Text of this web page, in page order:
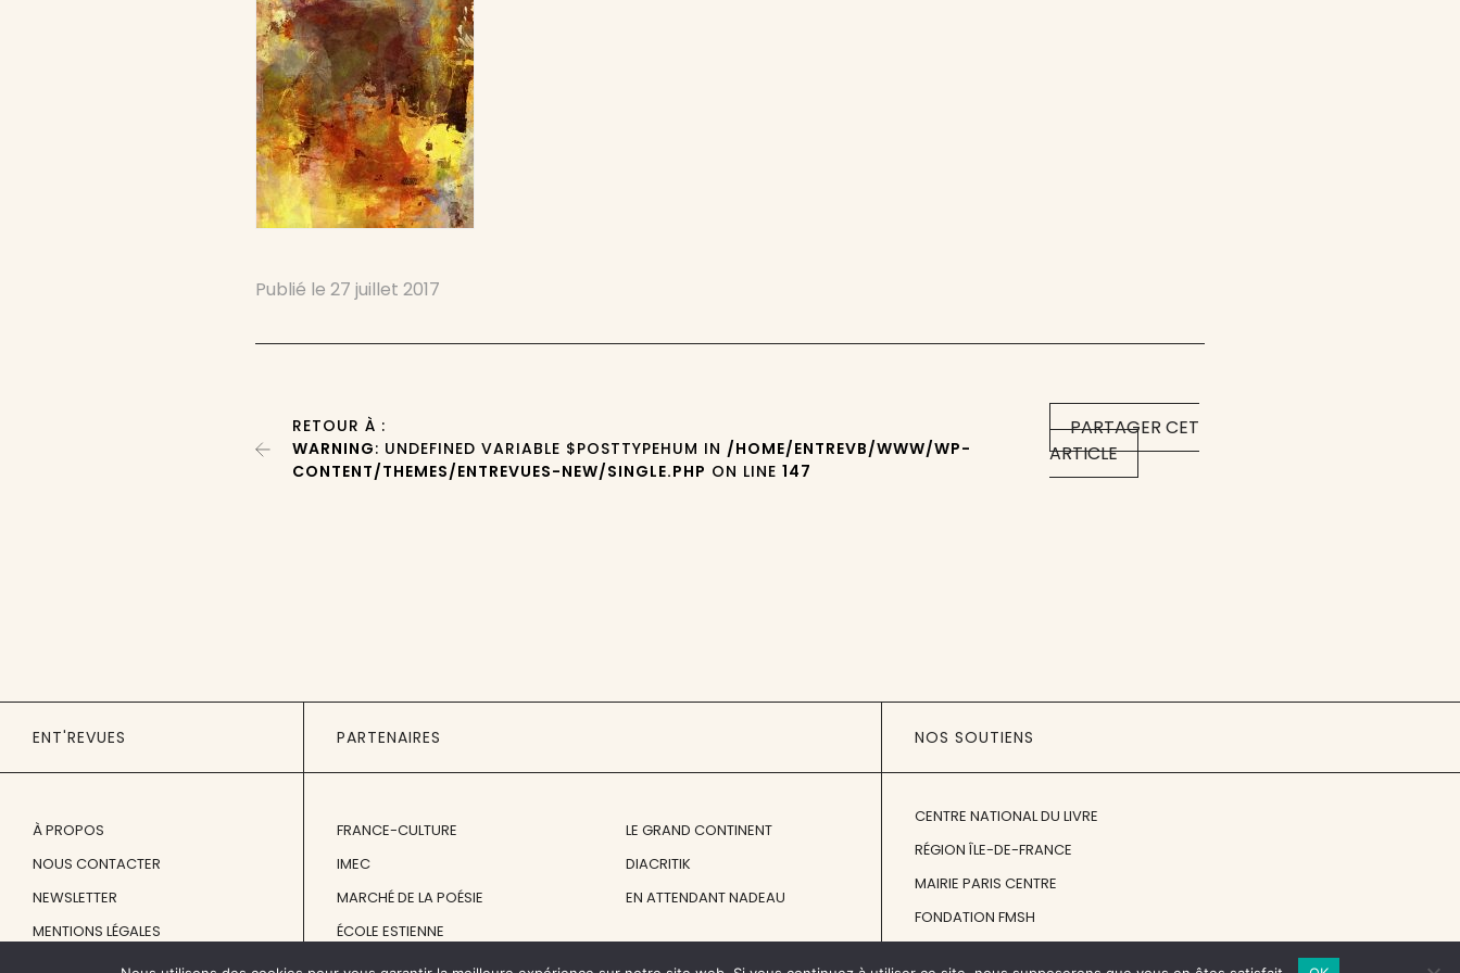
Publié le27 juillet 2017
PARTAGER CET
ARTICLE
RETOUR À :
WARNING: UNDEFINED VARIABLE $POSTTYPEHUM IN /HOME/ENTREVB/WWW/WP-
CONTENT/THEMES/ENTREVUES-NEW/SINGLE.PHP ON LINE147
ENT'REVUES
À PROPOS
NOUS CONTACTER
NEWSLETTER
MENTIONS LÉGALES
PARTENAIRES
FRANCE-CULTURE
IMEC
MARCHÉ DE LA POÉSIE
ÉCOLE ESTIENNE
LE GRAND CONTINENT
DIACRITIK
EN ATTENDANT NADEAU
NOS SOUTIENS
CENTRE NATIONAL DU LIVRE
RÉGION ÎLE-DE-FRANCE
MAIRIE PARIS CENTRE
FONDATION FMSH